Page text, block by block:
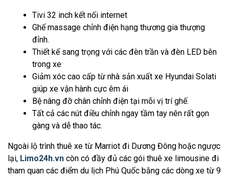
Tivi 32 inch kết nối internet
Ghế massage chỉnh điện hạng thương gia thượng
đỉnh.
Thiết kế sang trọng với các đèn trần và đèn LED bên
trong xe
Giảm xóc cao cấp từ nhà sản xuất xe Hyundai Solati
giúp xe vận hành cực êm ái
Bệ nâng đỡ chân chỉnh điện tại mỗi vị trí ghế.
Tất cả các nút điều chỉnh ngay tầm tay nên rất gọn
gàng và dễ thao tác.
Ngoài lộ trình thuê xe từ Marriot đi Dương Đông hoặc ngược
lại, Limo24h.vn còn có đầy đủ các gói thuê xe limousine đi
tham quan các điểm du lịch Phú Quốc bằng các dòng xe từ 9